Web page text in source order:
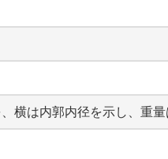
横は内郭内径を示し、重